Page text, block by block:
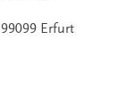
99099 Erfurt